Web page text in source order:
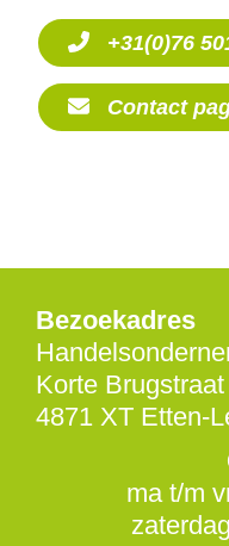
+31(0)76
Contact
Bezoekadres
Korte
4871 XT Etten-
ma t/m